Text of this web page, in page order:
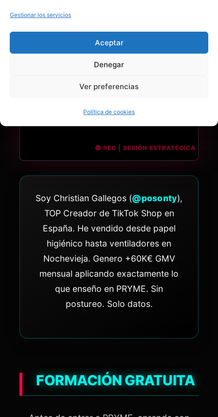
Gestionar los servicios
Aceptar
Denegar
Ver preferencias
Política de cookies
Soy Christian Gallegos (@posonty),
TOP Creador de TikTok Shop en
España. He vendido desde papel
higiénico hasta ventiladores en
Nochevieja. Genero +60K€ GMV
mensual aplicando exactamente lo
que enseño en PRYME. Sin
postureo. Solo datos.
FORMACIÓN GRATUITA